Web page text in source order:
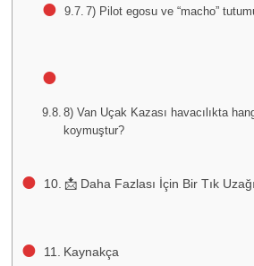
7) Pilot egosu ve “macho”
8) Van Uçak Kazası havacılıkta
koymuştur?
📩 Daha Fazlası İçin Bir Tık
Kaynakça